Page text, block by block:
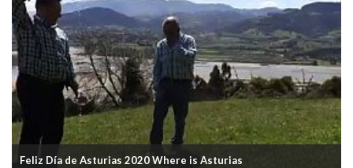
Feliz Día de Asturias 2020 Where is Asturias